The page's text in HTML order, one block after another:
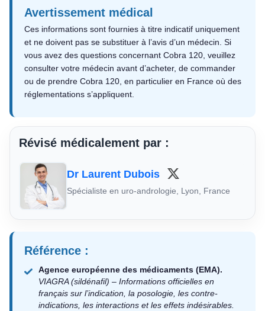
Avertissement médical
Ces informations sont fournies à titre indicatif uniquement
et ne doivent pas se substituer à l’avis d’un médecin. Si
vous avez des questions concernant Cobra 120, veuillez
consulter votre médecin avant d’acheter, de commander
ou de prendre Cobra 120, en particulier en France où des
réglementations s’appliquent.
Révisé médicalement par :
Dr Laurent Dubois
Spécialiste en uro-andrologie, Lyon, France
Référence :
Agence européenne des médicaments (EMA).
VIAGRA (sildénafil) – Informations officielles en
français sur l’indication, la posologie, les contre-
indications, les interactions et les effets indésirables.